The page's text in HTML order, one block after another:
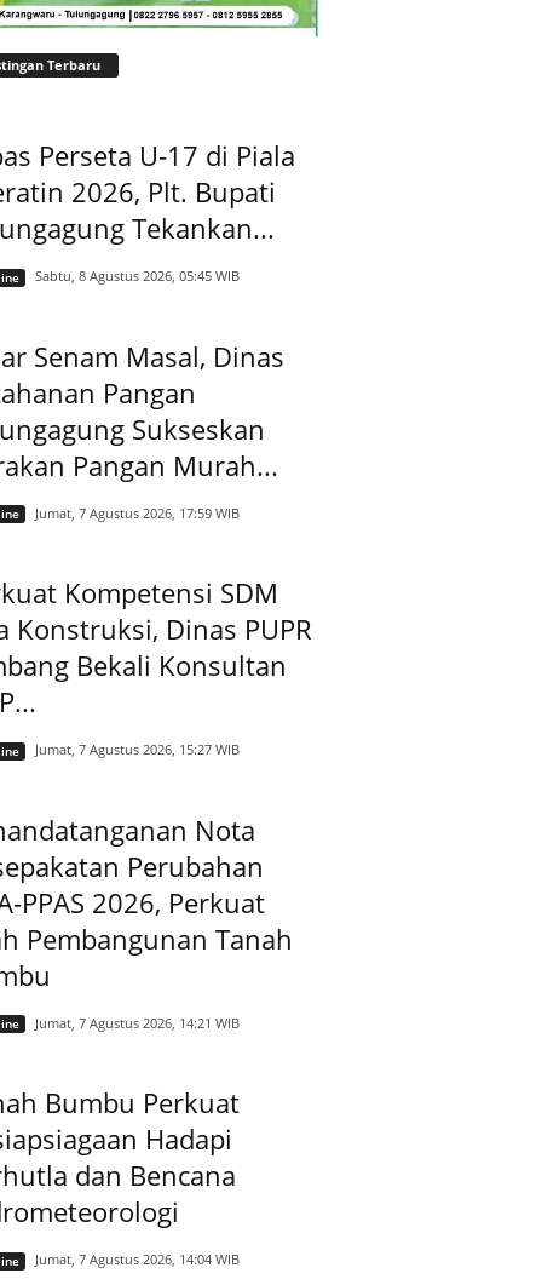
Terbaru
Perseta U-17 di Piala
2026, Plt. Bupati
Tekankan...
Sabtu, 8 Agustus 2026, 05:45 WIB
Senam Masal, Dinas
Pangan
Sukseskan
Pangan Murah...
Jumat, 7 Agustus 2026, 17:59 WIB
Kompetensi SDM
Konstruksi, Dinas PUPR
Bekali Konsultan
Jumat, 7 Agustus 2026, 15:27 WIB
Nota
Perubahan
PPAS 2026, Perkuat
Pembangunan Tanah
Jumat, 7 Agustus 2026, 14:21 WIB
Bumbu Perkuat
Hadapi
dan Bencana
Jumat, 7 Agustus 2026, 14:04 WIB